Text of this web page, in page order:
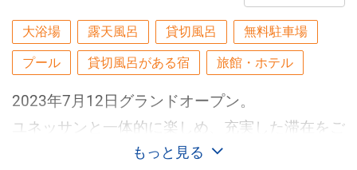
大浴場 露天風呂 貸切風呂 無料駐車場
プール 貸切風呂がある宿 旅館・ホテル
もっと見る
2023年7月12日グランドオープン。
ユネッサンと一体的に楽しめ、充実した滞在をご